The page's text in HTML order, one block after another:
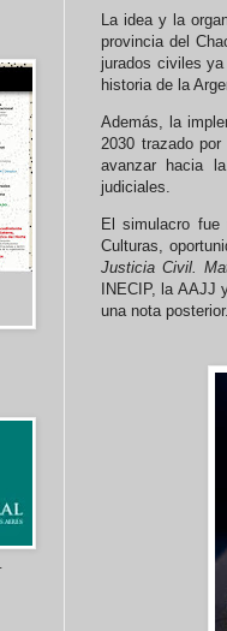
La idea y la
provincia del
jurados civiles
historia de la
Además, la
2030 trazado
avanzar hacia
judiciales.
El simulacro
Culturas,
Justicia Civil.
INECIP, la
una nota posterior.